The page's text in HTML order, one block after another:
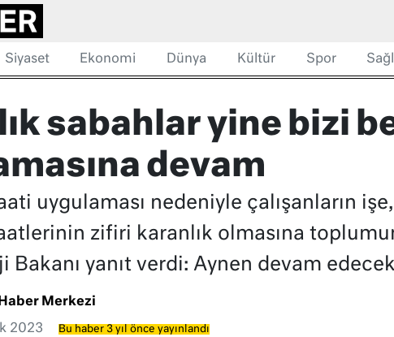
Siyaset Ekonomi Dünya Kültür Spor
sabahlar yine bizi
devam
uygulaması nedeniyle çalışanların
zifiri karanlık olmasına
Bakanı yanıt verdi: Aynen devam
Merkezi
2023 Bu haber 3 yıl önce yayınlandı